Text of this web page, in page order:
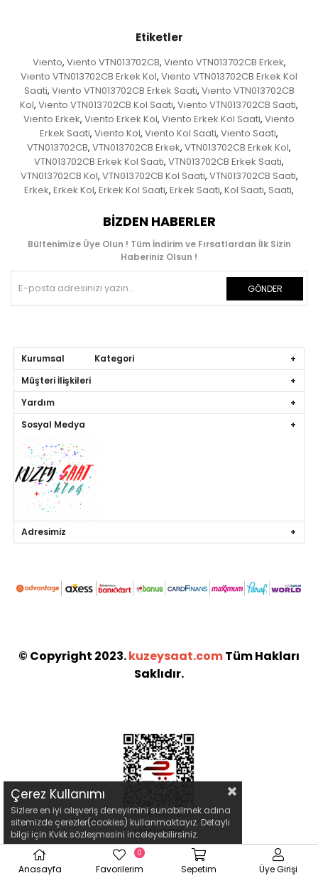
Etiketler
Vıento, Vıento VTN013702CB, Vıento VTN013702CB Erkek,
Vıento VTN013702CB Erkek Kol, Vıento VTN013702CB Erkek Kol
Saati, Vıento VTN013702CB Erkek Saati, Vıento VTN013702CB
Kol, Vıento VTN013702CB Kol Saati, Vıento VTN013702CB Saati,
Vıento Erkek, Vıento Erkek Kol, Vıento Erkek Kol Saati, Vıento
Erkek Saati, Vıento Kol, Vıento Kol Saati, Vıento Saati,
VTN013702CB, VTN013702CB Erkek, VTN013702CB Erkek Kol,
VTN013702CB Erkek Kol Saati, VTN013702CB Erkek Saati,
VTN013702CB Kol, VTN013702CB Kol Saati, VTN013702CB Saati,
Erkek, Erkek Kol, Erkek Kol Saati, Erkek Saati, Kol Saati, Saati,
BIZDEN HABERLER
Bültenimize Üye Olun ! Tüm İndirim ve Fırsatlardan İlk Sizin
Haberiniz Olsun !
GÖNDER
Kurumsal Kategori
Müşteri İlişkileri
Yardım
Sosyal Medya
Adresimiz
© Copyright 2023.kuzeysaat.comTüm Hakları
Saklıdır.
Çerez Kullanımı
Sizlere en iyi alışveriş deneyimini sunabilmek adına
sitemizde çerezler(cookies) kullanmaktayız. Detaylı
bilgi için Kvkk sözleşmesini inceleyebilirsiniz.
Anasayfa Favorilerim
0
Sepetim Üye Girişi